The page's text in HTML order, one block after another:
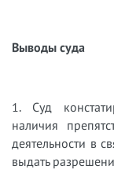
Выводы суда
1. Суд
наличия
деятельности в
выдать